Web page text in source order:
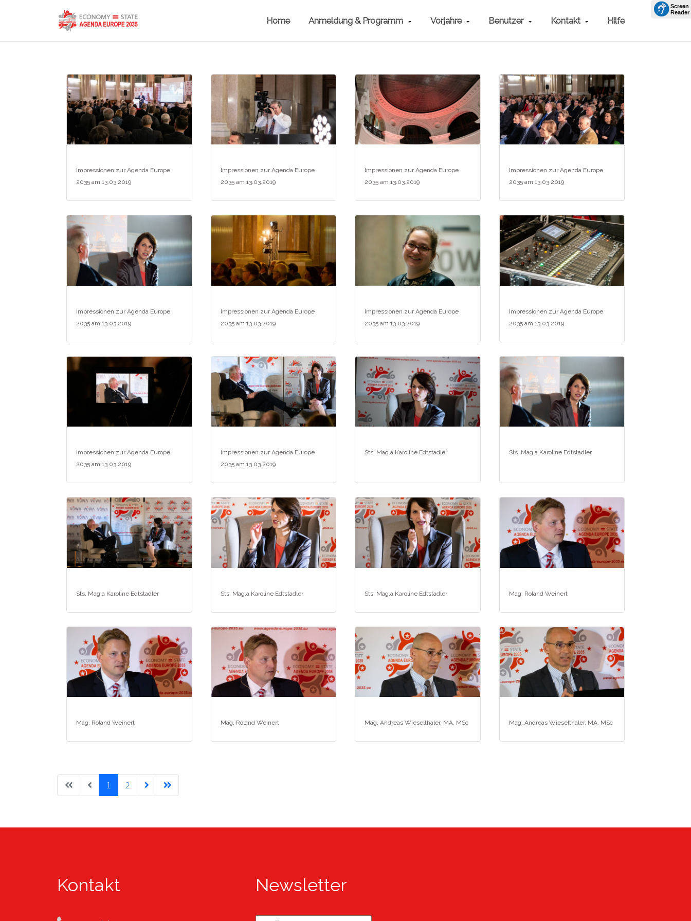
Home Anmeldung & Programm Vorjahre Benutzer Kontakt Hilfe
Impressionen zur Agenda Europe
2035 am 13.03.2019
Impressionen zur Agenda Europe
2035 am 13.03.2019
Impressionen zur Agenda Europe
2035 am 13.03.2019
Impressionen zur Agenda Europe
2035 am 13.03.2019
Impressionen zur Agenda Europe
2035 am 13.03.2019
Impressionen zur Agenda Europe
2035 am 13.03.2019
Impressionen zur Agenda Europe
2035 am 13.03.2019
Impressionen zur Agenda Europe
2035 am 13.03.2019
Impressionen zur Agenda Europe
2035 am 13.03.2019
Impressionen zur Agenda Europe
2035 am 13.03.2019
Sts. Mag.a Karoline Edtstadler Sts. Mag.a Karoline Edtstadler
Sts. Mag.a Karoline Edtstadler Sts. Mag.a Karoline Edtstadler Sts. Mag.a Karoline Edtstadler Mag. Roland Weinert
Mag. Roland Weinert Mag. Roland Weinert Mag. Andreas Wieselthaler, MA, MSc Mag. Andreas Wieselthaler, MA, MSc
1 2
Kontakt Newsletter